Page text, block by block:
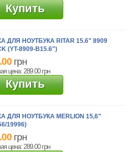
Купить
ДЛЯ НОУТБУКА RITAR 15.6" 8909
(YT-8909-B15.6")
грн
цена: 289.00 грн
Купить
ДЛЯ НОУТБУКА MERLION 15,6"
19996)
грн
цена: 289.00 грн